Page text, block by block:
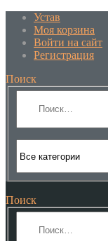
Устав
Моя корзина
Войти на сайт
Регистрация
Поиск
Поиск